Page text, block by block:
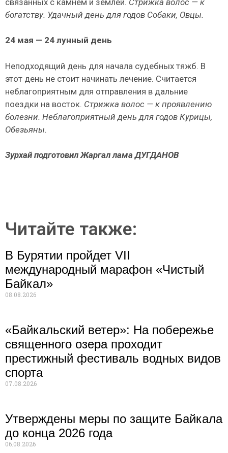
богатству. Удачный день для годов Собаки, Овцы.
24 мая — 24 лунный день
Неподходящий день для начала судебных тяжб. В
этот день не стоит начинать лечение. Считается
неблагоприятным для отправления в дальние
поездки на восток. Стрижка волос — к проявлению
болезни. Неблагоприятный день для годов Курицы,
Обезьяны.
Зурхай подготовил Жаргал лама ДУГДАНОВ
Читайте также:
В Бурятии пройдет VII
международный марафон «Чистый
Байкал»
08.08.2026
«Байкальский ветер»: На побережье
священного озера проходит
престижный фестиваль водных видов
спорта
07.08.2026
Утверждены меры по защите Байкала
до конца 2026 года
06.08.2026